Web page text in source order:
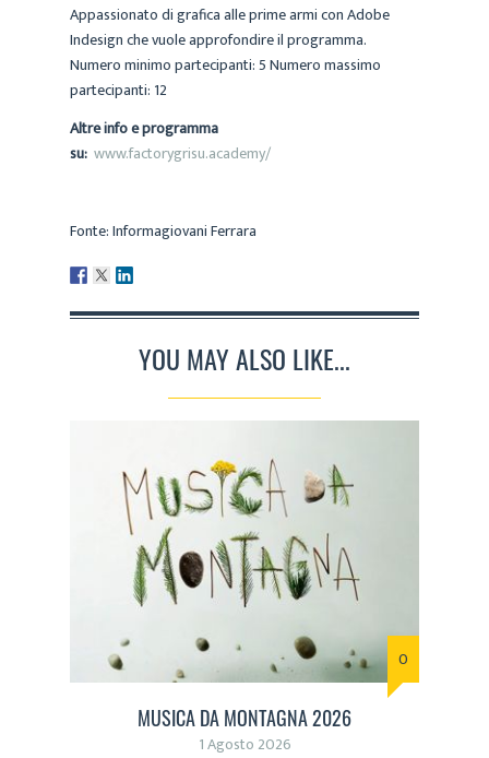
Appassionato di grafica alle prime armi con Adobe
Indesign che vuole approfondire il programma.
Numero minimo partecipanti: 5 Numero massimo
partecipanti: 12
Altre info e programma
su: www.factorygrisu.academy/
Fonte: Informagiovani Ferrara
YOU MAY ALSO LIKE...
0
MUSICA DA MONTAGNA 2026
1 Agosto 2026